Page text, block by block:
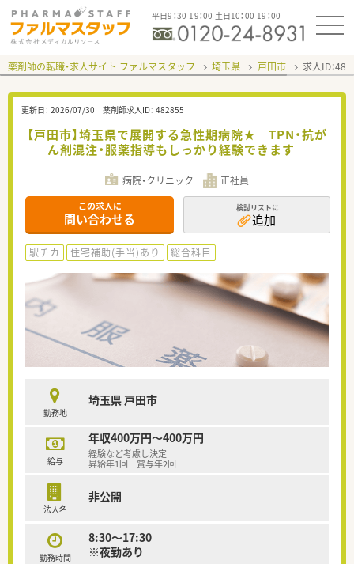
平日9：30-19：00 土日10：00-19：00
薬剤師の転職・求人サイト ファルマスタッフ 埼玉県 戸田市 求人ID：
更新日： 2026/07/30 薬剤師求人ID： 482855
【戸田市】埼玉県で展開する急性期病院★ TPN・抗が
ん剤混注・服薬指導もしっかり経験できます
病院・クリニック 正社員
この求人に
問い合わせる
検討リストに
追加
駅チカ 住宅補助(手当)あり 総合科目
勤務地
埼玉県 戸田市
給与
年収400万円～400万円
経験など考慮し決定
昇給年1回 賞与年2回
法人名
非公開
勤務時間
8:30～17:30
※夜勤あり